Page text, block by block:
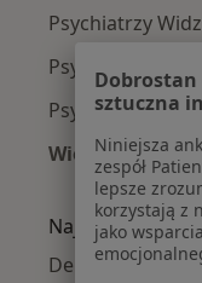
Psychiatrzy
Psychiatrzy Górna
Psychiatrzy
Więcej (2)
Więcej w
Najczęście
Depresja w
sztuczna
Niniejsza
zespół
lepsze
korzystają z
jako